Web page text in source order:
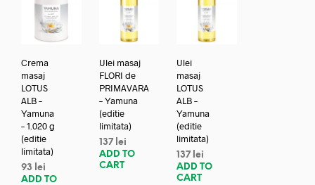
Crema
masaj
LOTUS
ALB –
Yamuna
– 1.020 g
(editie
limitata)
93
lei
ADD TO
Ulei masaj
FLORI de
PRIMAVARA
– Yamuna
(editie
limitata)
137 lei
ADD TO
CART
Ulei
masaj
LOTUS
ALB –
Yamuna
(editie
limitata)
137 lei
ADD TO
CART